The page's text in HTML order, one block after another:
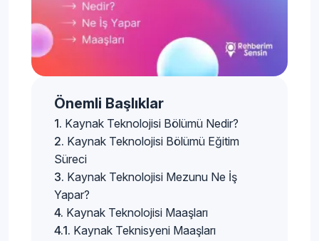
Önemli Başlıklar
Kaynak Teknolojisi Bölümü Nedir?
Kaynak Teknolojisi Bölümü Eğitim
Süreci
Kaynak Teknolojisi Mezunu Ne İş
Yapar?
Kaynak Teknolojisi Maaşları
Kaynak Teknisyeni Maaşları